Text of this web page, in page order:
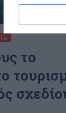
το